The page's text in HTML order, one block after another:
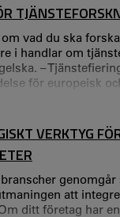
här ger doktorander
vad du ska
i handlar om
–
för europeisk
VERKTYG
att
ditt företag har